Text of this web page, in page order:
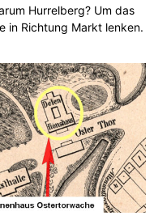
Hurrelberg? Um das
in Richtung Markt lenken.